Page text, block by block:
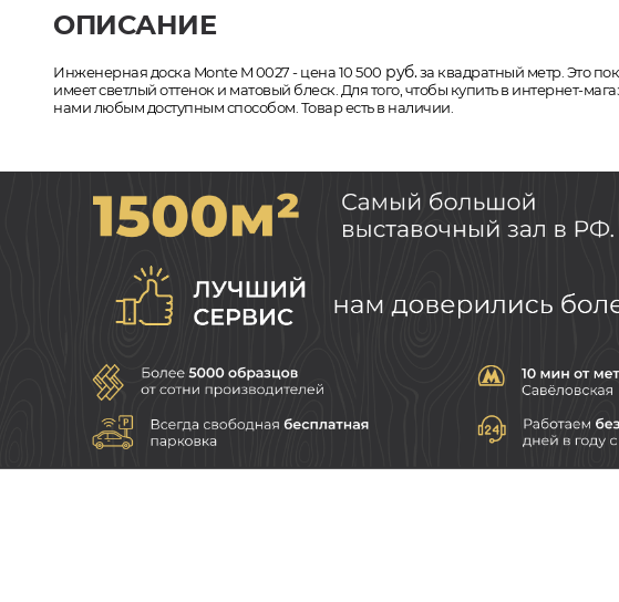
ОПИСАНИЕ
Инженерная доска Monte M 0027 - цена 10 500 руб.за квадратный метр. Это
имеет светлый оттенок и матовый блеск. Для того, чтобы купить в интернет-
нами любым доступным способом. Товар есть в наличии.